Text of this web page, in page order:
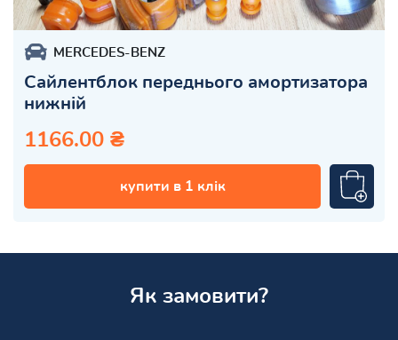
MERCEDES-BENZ
Сайлентблок переднього амортизатора
нижній
1166.00 ₴
купити в 1 клік
Як замовити?